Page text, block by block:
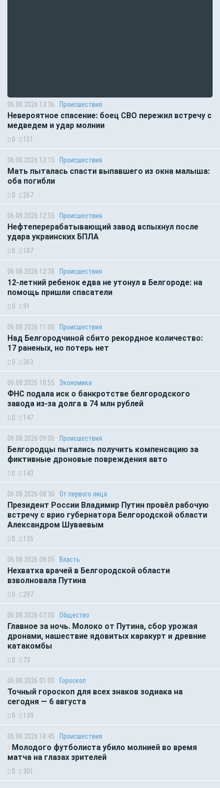
06.08.2026 13:36 Происшествия
Невероятное спасение: боец СВО пережил встречу с
медведем и удар молнии
0 151
06.08.2026 13:15 Происшествия
Мать пыталась спасти выпавшего из окна малыша:
оба погибли
0 267
06.08.2026 12:55 Происшествия
Нефтеперерабатывающий завод вспыхнул после
удара украинских БПЛА
0 107
06.08.2026 12:38 Происшествия
12-летний ребенок едва не утонул в Белгороде: на
помощь пришли спасатели
0 91
06.08.2026 11:00 Происшествия
Над Белгородчиной сбито рекордное количество:
17 раненых, но потерь нет
0 363
06.08.2026 10:55 Экономика
ФНС подала иск о банкротстве белгородского
завода из-за долга в 74 млн рублей
0 147
06.08.2026 09:06 Происшествия
Белгородцы пытались получить компенсацию за
фиктивные дроновые повреждения авто
0 143
06.08.2026 08:30 От первого лица
Президент России Владимир Путин провёл рабочую
встречу с врио губернатора Белгородской области
Александром Шуваевым
0 135
06.08.2026 08:05 Власть
Нехватка врачей в Белгородской области
взволновала Путина
0 297
06.08.2026 07:00 Общество
Главное за ночь. Молоко от Путина, сбор урожая
дронами, нашествие ядовитых каракурт и древние
катакомбы
0 73
06.08.2026 01:00 Гороскоп
Точный гороскоп для всех знаков зодиака на
сегодня — 6 августа
0 139
05.08.2026 18:45 Происшествия
Молодого футболиста убило молнией во время
матча на глазах зрителей
0 301